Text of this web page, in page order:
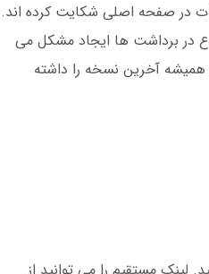
آگهی های زیاد. برخی کاربران در فان بت 90 از حجم تبلیغات در صفحه اصلی شکایت کرده اند.
در برداشت ها ایجاد مشکل می
همیشه آخرین نسخه را داشته